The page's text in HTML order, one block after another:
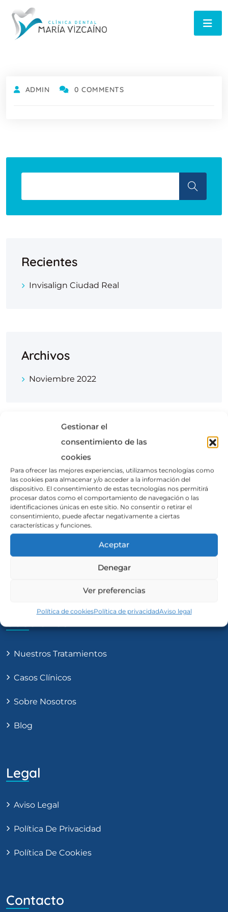
Gestionar el
consentimiento de las
cookies
Para ofrecer las mejores experiencias, utilizamos tecnologías como
las cookies para almacenar y/o acceder a la información del
dispositivo. El consentimiento de estas tecnologías nos permitirá
procesar datos como el comportamiento de navegación o las
identificaciones únicas en este sitio. No consentir o retirar el
consentimiento, puede afectar negativamente a ciertas
características y funciones.
Aceptar
Denegar
Ver preferencias
Política de cookiesPolítica de privacidadAviso legal
ADMIN 0 COMMENTS
Recientes
Invisalign Ciudad Real
Archivos
Noviembre 2022
25 años al servicio de nuestros pacientes avalan
nuestros trabajo.
Nuestros Tratamientos
Casos Clínicos
Sobre Nosotros
Blog
Legal
Aviso Legal
Política De Privacidad
Política De Cookies
Contacto